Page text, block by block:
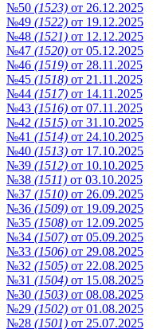
№50 (1523) от 26.12.2025
№49 (1522) от 19.12.2025
№48 (1521) от 12.12.2025
№47 (1520) от 05.12.2025
№46 (1519) от 28.11.2025
№45 (1518) от 21.11.2025
№44 (1517) от 14.11.2025
№43 (1516) от 07.11.2025
№42 (1515) от 31.10.2025
№41 (1514) от 24.10.2025
№40 (1513) от 17.10.2025
№39 (1512) от 10.10.2025
№38 (1511) от 03.10.2025
№37 (1510) от 26.09.2025
№36 (1509) от 19.09.2025
№35 (1508) от 12.09.2025
№34 (1507) от 05.09.2025
№33 (1506) от 29.08.2025
№32 (1505) от 22.08.2025
№31 (1504) от 15.08.2025
№30 (1503) от 08.08.2025
№29 (1502) от 01.08.2025
№28 (1501) от 25.07.2025